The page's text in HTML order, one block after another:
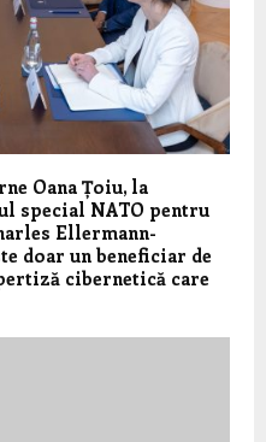
Oana Țoiu, la
special NATO pentru
Ellermann-
doar un beneficiar de
cibernetică care